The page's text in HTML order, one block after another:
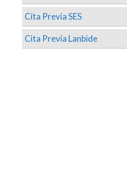
Cita Previa SES
Cita Previa Lanbide